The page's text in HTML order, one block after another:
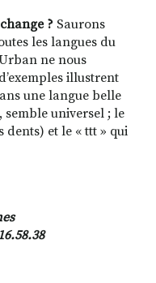
? Saurons
les langues du
ne nous
illustrent
une langue belle
semble universel ; le
dents) et le « ttt » qui